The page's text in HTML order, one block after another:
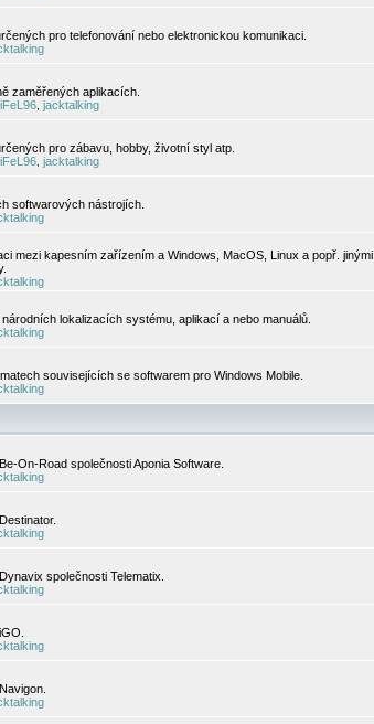
pro telefonování nebo elektronickou komunikaci.
zaměřených aplikacích.
jacktalking
pro zábavu, hobby, životní styl atp.
jacktalking
softwarových nástrojích.
mezi kapesním zařízením a Windows, MacOS, Linux a popř. jinými
lokalizacích systému, aplikací a nebo manuálů.
souvisejících se softwarem pro Windows Mobile.
On-Road společnosti Aponia Software.
společnosti Telematix.